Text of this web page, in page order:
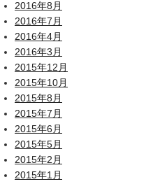
2016年8月
2016年7月
2016年4月
2016年3月
2015年12月
2015年10月
2015年8月
2015年7月
2015年6月
2015年5月
2015年2月
2015年1月